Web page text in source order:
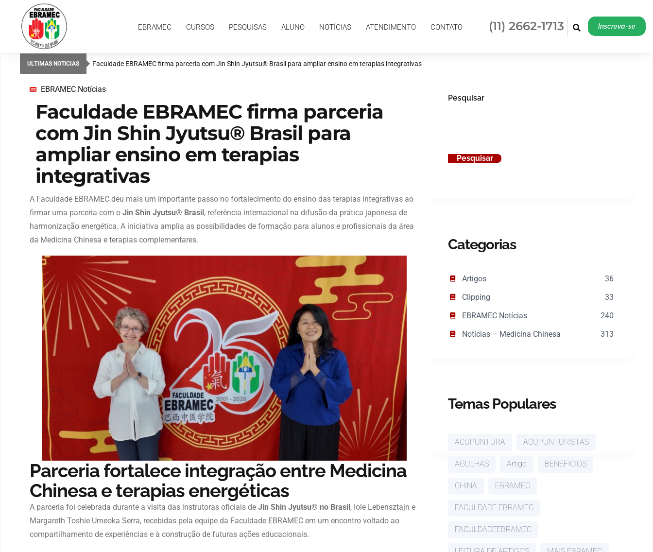
(11) 2662-1713 Inscreva-se
EBRAMEC CURSOS PESQUISAS ALUNO NOTÍCIAS ATENDIMENTO CONTATO (11) 2662-1713 Inscreva-se
ULTIMAS NOTíCIAS Faculdade EBRAMEC firma parceria com Jin Shin Jyutsu® Brasil para ampliar ensino em terapias integrativas
EBRAMEC Notícias
Faculdade EBRAMEC firma parceria
com Jin Shin Jyutsu® Brasil para
ampliar ensino em terapias
integrativas
A Faculdade EBRAMEC deu mais um importante passo no fortalecimento do ensino das terapias integrativas ao
firmar uma parceria com o Jin Shin Jyutsu® Brasil, referência internacional na difusão da prática japonesa de
harmonização energética. A iniciativa amplia as possibilidades de formação para alunos e profissionais da área
da Medicina Chinesa e terapias complementares.
Parceria fortalece integração entre Medicina
Chinesa e terapias energéticas
A parceria foi celebrada durante a visita das instrutoras oficiais de Jin Shin Jyutsu® no Brasil , Iole Lebensztajn e
Margareth Toshie Umeoka Serra, recebidas pela equipe da Faculdade EBRAMEC em um encontro voltado ao
compartilhamento de experiências e à construção de futuras ações educacionais.
Pesquisar
Pesquisar
Categorias
Artigos
36
Clipping
33
EBRAMEC Notícias
240
Notícias – Medicina Chinesa
313
Temas Populares
ACUPUNTURA ACUPUNTURISTAS
AGULHAS Artigo BENEFICIOS
CHINA EBRAMEC
FACULDADE EBRAMEC
FACULDADEEBRAMEC